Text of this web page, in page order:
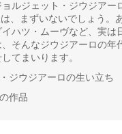
ルジェット・ジウジア
、まずいないでしょう。
ハツ・ムーヴなど、実
そんなジウジアーロの
てまいります。
ジウジアーロの生い立ち
作品